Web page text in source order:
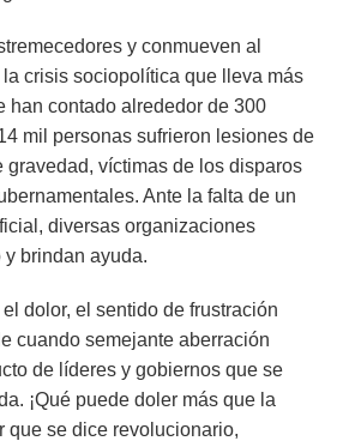
y conmueven al
crisis sociopolítica que lleva más
han contado alrededor de 300
mil personas sufrieron lesiones de
gravedad, víctimas de los disparos
Ante la falta de un
diversas organizaciones
brindan ayuda.
dolor, el sentido de frustración
cuando semejante aberración
de líderes y gobiernos que se
¡Qué puede doler más que la
que se dice revolucionario,